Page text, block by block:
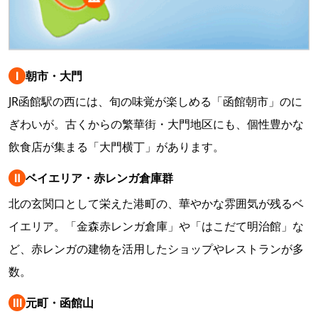
Ⅰ 朝市・大門
JR函館駅の西には、旬の味覚が楽しめる「函館朝市」のに
ぎわいが。古くからの繁華街・大門地区にも、個性豊かな
飲食店が集まる「大門横丁」があります。
Ⅱ ベイエリア・赤レンガ倉庫群
北の玄関口として栄えた港町の、華やかな雰囲気が残るベ
イエリア。「金森赤レンガ倉庫」や「はこだて明治館」な
ど、赤レンガの建物を活用したショップやレストランが多
数。
Ⅲ 元町・函館山